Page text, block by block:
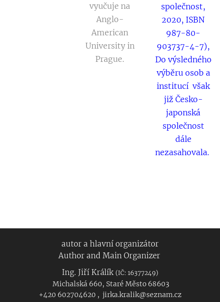
vyučuje na
Anglo-
American
University in
Prague.
společnost,
2020, ISBN
987-80-
903737-4-7),
Do výsledného
výběru osob a
institucí však
již Česko-
japonská
společnost
dále
nezasahovala.
autor a hlavní organizátor
Author and Main Organizer
Ing. Jiří Králík (IČ: 16377249)
Michalská 660, Staré Město 68603
+420 602704620 , jirka.kralik@seznam.cz